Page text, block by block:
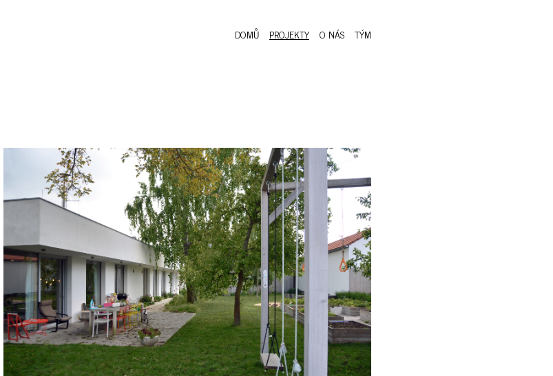
DOMŮ PROJEKTY O NÁS TÝM